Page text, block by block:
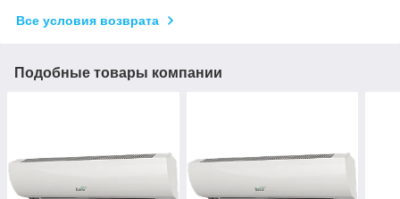
Все условия возврата
Подобные товары компании